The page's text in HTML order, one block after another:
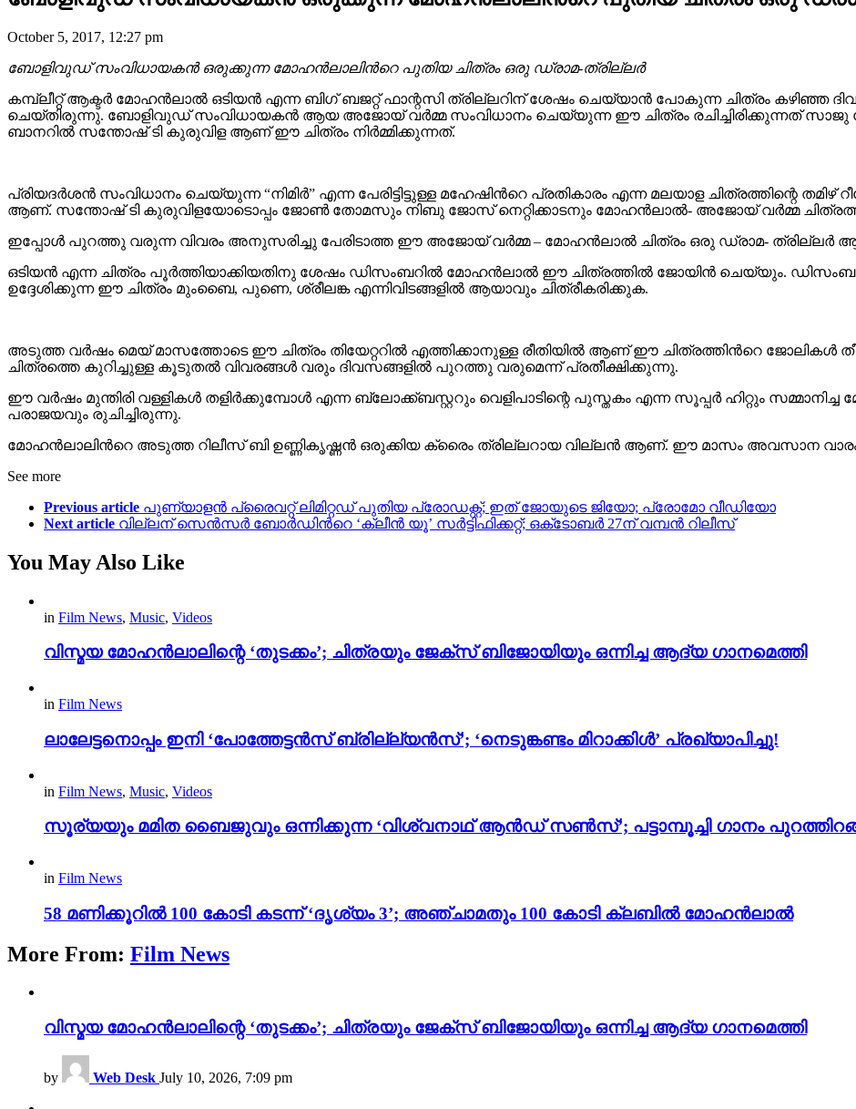
October 5, 2017, 12:27 pm
ബോളിവുഡ് സംവിധായകന്‍ ഒരുക്കുന്ന മോഹൻലാലിൻറെ പുതിയ ചിത്രം ഒരു ഡ്രാമ-ത്രില്ലർ
കമ്പ്ലീറ്റ് ആക്ടർ മോഹൻലാൽ ഒടിയൻ എന്ന ബിഗ് ബജറ്റ് ഫാന്റസി ത്രില്ലറിന് ശേഷം ചെയ്യാൻ പോകുന്ന ചിത്രം
ചെയ്തിരുന്നു. ബോളിവുഡ് സംവിധായകൻ ആയ അജോയ് വർമ്മ സംവിധാനം ചെയ്യുന്ന ഈ ചിത്രം രചിച്ചിരിക്കുന്നത് സാജു
ബാനറിൽ സന്തോഷ് ടി കുരുവിള ആണ് ഈ ചിത്രം നിർമ്മിക്കുന്നത്.
പ്രിയദർശൻ സംവിധാനം ചെയ്യുന്ന “നിമിർ” എന്ന പേരിട്ടിട്ടുള്ള മഹേഷിന്‍റെ പ്രതികാരം എന്ന മലയാള ചിത്രത്തിന്റെ തമിഴ്
ആണ്. സന്തോഷ് ടി കുരുവിളയോടൊപ്പം ജോൺ തോമസും നിബു ജോസ് നെറ്റിക്കാടനും മോഹൻലാൽ- അജോയ് വർമ്മ
ഇപ്പോൾ പുറത്തു വരുന്ന വിവരം അനുസരിച്ചു പേരിടാത്ത ഈ അജോയ് വര്‍മ്മ – മോഹന്‍ലാല്‍ ചിത്രം ഒരു ഡ്രാമ- ത്രില്ലർ
ഒടിയൻ എന്ന ചിത്രം പൂർത്തിയാക്കിയതിനു ശേഷം ഡിസംബറിൽ മോഹൻലാൽ ഈ ചിത്രത്തിൽ ജോയിൻ ചെയ്യും.
ഉദ്ദേശിക്കുന്ന ഈ ചിത്രം മുംബൈ, പുണെ, ശ്രീലങ്ക എന്നിവിടങ്ങളിൽ ആയാവും ചിത്രീകരിക്കുക.
അടുത്ത വര്‍ഷം മെയ് മാസത്തോടെ ഈ ചിത്രം തിയേറ്ററിൽ എത്തിക്കാനുള്ള രീതിയിൽ ആണ് ഈ ചിത്രത്തിന്‍റെ ജോലികൾ
ചിത്രത്തെ കുറിച്ചുള്ള കൂടുതൽ വിവരങ്ങൾ വരും ദിവസങ്ങളിൽ പുറത്തു വരുമെന്ന് പ്രതീക്ഷിക്കുന്നു.
ഈ വർഷം മുന്തിരി വള്ളികൾ തളിർക്കുമ്പോൾ എന്ന ബ്ലോക്ക്ബസ്റ്ററും വെളിപാടിന്റെ പുസ്തകം എന്ന സൂപ്പർ ഹിറ്റും
പരാജയവും രുചിച്ചിരുന്നു.
മോഹൻലാലിന്‍റെ അടുത്ത റിലീസ് ബി ഉണ്ണികൃഷ്ണൻ ഒരുക്കിയ ക്രൈം ത്രില്ലറായ വില്ലൻ ആണ്. ഈ മാസം അവസാന വാരം
See more
Previous article പുണ്യാളൻ പ്രൈവറ്റ് ലിമിറ്റഡ് പുതിയ പ്രോഡക്റ്റ്; ഇത് ജോയുടെ ജിയോ; പ്രോമോ വീഡിയോ
Next article വില്ലന് സെൻസർ ബോർഡിന്‍റെ ‘ക്ലീൻ യൂ’ സർട്ടിഫിക്കറ്റ്; ഒക്‌ടോബർ 27ന് വമ്പൻ റിലീസ്
You May Also Like
in Film News, Music, Videos
വിസ്മയ മോഹൻലാലിന്റെ ‘തുടക്കം’; ചിത്രയും ജേക്സ് ബിജോയിയും ഒന്നിച്ച ആദ്യ ഗാനമെത്തി
in Film News
ലാലേട്ടനൊപ്പം ഇനി ‘പോത്തേട്ടൻസ് ബ്രില്ല്യൻസ്’; ‘നെടുങ്കണ്ടം മിറാക്കിൾ’ പ്രഖ്യാപിച്ചു!
in Film News, Music, Videos
സൂര്യയും മമിത ബൈജുവും ഒന്നിക്കുന്ന ‘വിശ്വനാഥ് ആൻഡ് സൺസ്’; പട്ടാമ്പൂച്ചി ഗാനം
in Film News
58 മണിക്കൂറിൽ 100 കോടി കടന്ന് ‘ദൃശ്യം 3’; അഞ്ചാമതും 100 കോടി ക്ലബിൽ മോഹൻലാൽ
More From: Film News
വിസ്മയ മോഹൻലാലിന്റെ ‘തുടക്കം’; ചിത്രയും ജേക്സ് ബിജോയിയും ഒന്നിച്ച ആദ്യ ഗാനമെത്തി
by Web Desk July 10, 2026, 7:09 pm